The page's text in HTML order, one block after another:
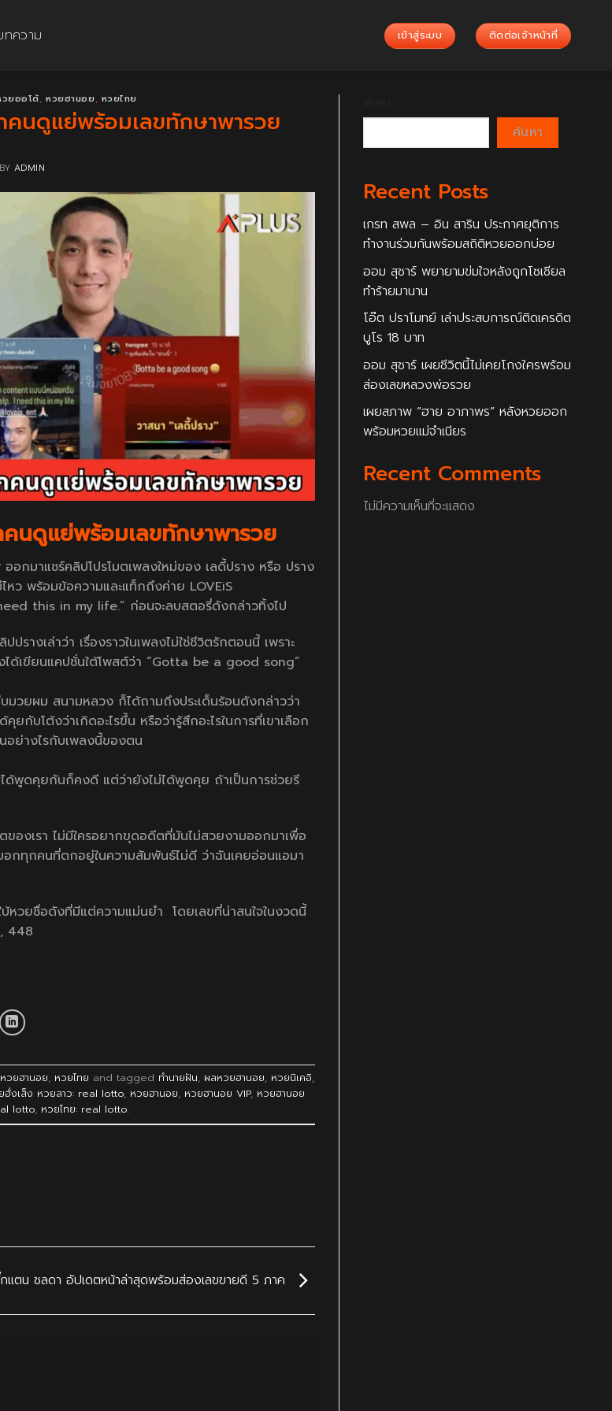
ทความ เข้าสู่ระบบ ติดต่อเจ้าหน้าที่
วยออโต้,หวยฮานอย, หวยไทย
คนดูแย่พร้อมเลขทักษาพารวย
BY ADMIN
นดูแย่พร้อมเลขทักษาพารวย
กมาแชร์คลิปโปรโมตเพลงใหม่ของ เลดี้ปราง หรือ ปราง
พร้อมข้อความและแท็กถึงค่าย LOVEiS
this in my life.” ก่อนจะลบสตอรี่ดังกล่าวทิ้งไป
รางเล่าว่า เรื่องราวในเพลงไม่ใช่ชีวิตรักตอนนี้ เพราะ
ได้เขียนแคปชั่นใต้โพสต์ว่า “Gotta be a good song”
วยผม สนามหลวง ก็ได้ถามถึงประเด็นร้อนดังกล่าวว่า
ยกับโต้งว่าเกิดอะไรขึ้น หรือว่ารู้สึกอะไรในการที่เขาเลือก
นอย่างไรกับเพลงนี้ของตน
ได้พูดคุยกันก็คงดี แต่ว่ายังไม่ได้พูดคุย ถ้าเป็นการช่วยรี
องเรา ไม่มีใครอยากขุดอดีตที่มันไม่สวยงามออกมาเพื่อ
อกทุกคนที่ตกอยู่ในความสัมพันธ์ไม่ดี ว่าฉันเคยอ่อนแอมา
หวยชื่อดังที่มีแต่ความแม่นยำ โดยเลขที่น่าสนใจในงวดนี้
448
หวยฮานอย, หวยไทย and tagged ทำนายฝัน, ผลหวยฮานอย, หวยนิเคอิ,
ฮั่งเส็ง หวยลาว: real lotto, หวยฮานอย, หวยฮานอย VIP, หวยฮานอย
lotto, หวยไทย: real lotto.
แตน ชลดา อัปเดตหน้าล่าสุดพร้อมส่องเลขขายดี 5 ภาค
ค้นหา
Recent Posts
เกรท สพล – อิน สาริน ประกาศยุติการ
ทำงานร่วมกันพร้อมสถิติหวยออกบ่อย
ออม สุชาร์ พยายามข่มใจหลังถูกโซเชียล
ทำร้ายมานาน
โอ๊ต ปราโมทย์ เล่าประสบการณ์ติดเครดิต
บูโร 18 บาท
ออม สุชาร์ เผยชีวิตนี้ไม่เคยโกงใครพร้อม
ส่องเลขหลวงพ่อรวย
เผยสภาพ “ฮาย อาภาพร” หลังหวยออก
พร้อมหวยแม่จำเนียร
Recent Comments
ไม่มีความเห็นที่จะแสดง